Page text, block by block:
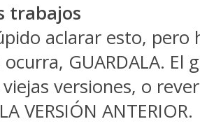
trabajos
aclarar esto,
ocurra, GUARDALA.
versiones, o
VERSIÓN ANTERIOR.